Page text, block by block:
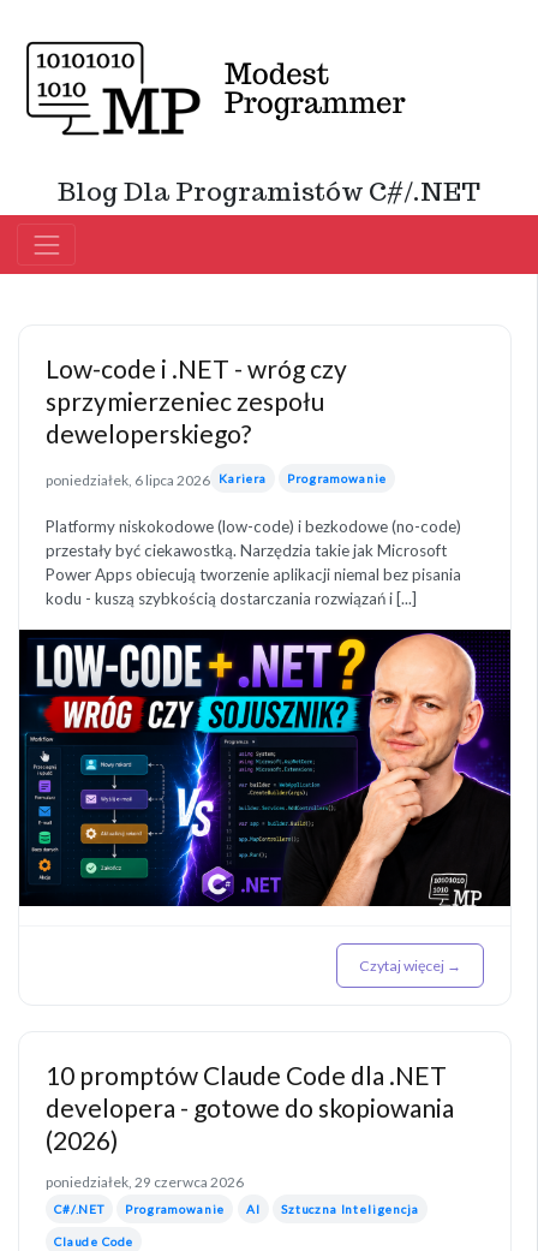
Blog Dla Programistów C#/.NET
Low-code i .NET - wróg czy
sprzymierzeniec zespołu
deweloperskiego?
poniedziałek, 6 lipca 2026 Kariera Programowanie
Platformy niskokodowe (low-code) i bezkodowe (no-code)
przestały być ciekawostką. Narzędzia takie jak Microsoft
Power Apps obiecują tworzenie aplikacji niemal bez pisania
kodu - kuszą szybkością dostarczania rozwiązań i [...]
Czytaj więcej →
10 promptów Claude Code dla .NET
developera - gotowe do skopiowania
(2026)
poniedziałek, 29 czerwca 2026
C#/.NET Programowanie AI Sztuczna Inteligencja
Claude Code